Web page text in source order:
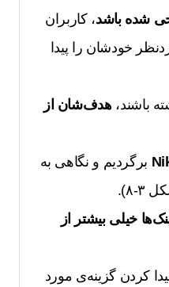
شده باشد، کاربران
خودشان را پیدا
باشند،هدف‌شان از
برگردیم و نگاهی به
۸).
خیلی بیشتر از
کردن گزینه‌ی مورد